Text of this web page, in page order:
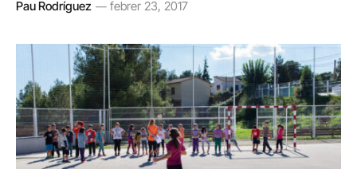
Pau Rodríguez febrer 23, 2017